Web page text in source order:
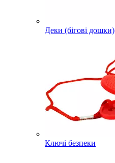
Деки (бігові дошки)
Ключі безпеки